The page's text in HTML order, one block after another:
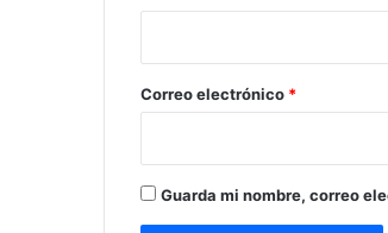
*
Correo electrónico *
Guarda mi nombre, correo